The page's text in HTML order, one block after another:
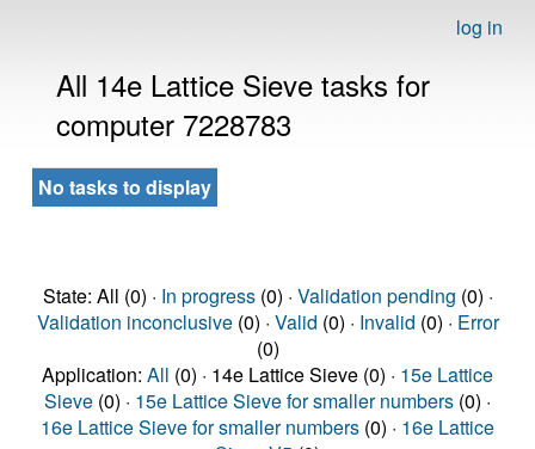
log in
All 14e Lattice Sieve tasks for
computer 7228783
No tasks to display
State: All (0) · In progress(0) · Validation pending (0) ·
Validation inconclusive(0) · Valid (0) · Invalid (0) · Error
(0)
Application: All (0) · 14e Lattice Sieve (0) · 15e Lattice
Sieve (0) · 15e Lattice Sieve for smaller numbers (0) ·
16e Lattice Sieve for smaller numbers (0) · 16e Lattice